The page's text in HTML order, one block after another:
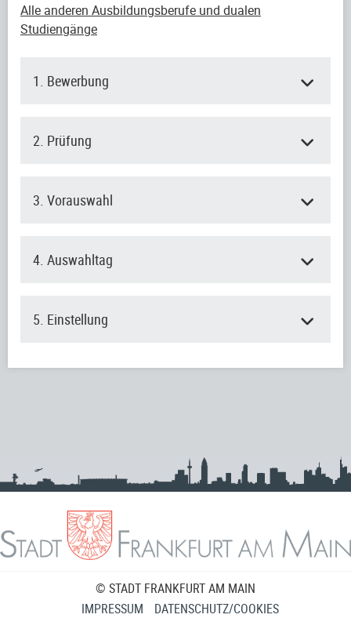
Alle anderen Ausbildungsberufe und dualen
Studiengänge
1. Bewerbung
2. Prüfung
3. Vorauswahl
4. Auswahltag
5. Einstellung
© STADT FRANKFURT AM MAIN
IMPRESSUM
DATENSCHUTZ/COOKIES